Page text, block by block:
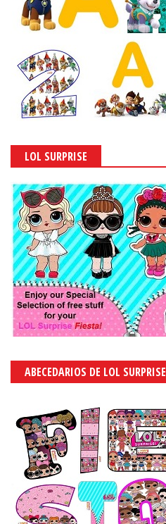
LOL SURPRISE
ABECEDARIOS DE LOL SURPRISE